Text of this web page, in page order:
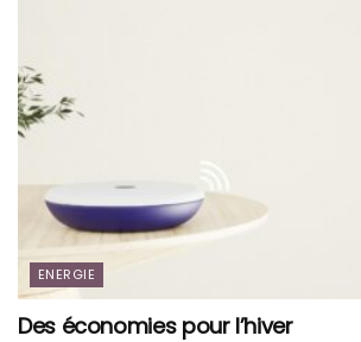
ENERGIE
Des économies pour l’hiver